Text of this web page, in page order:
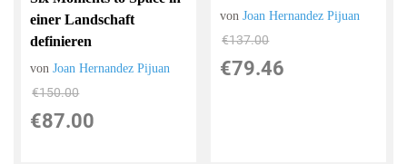
einer Landschaft
definieren
vonJoan Hernandez Pijuan
€150.00
€87.00
vonJoan Hernandez Pijuan
€137.00
€79.46